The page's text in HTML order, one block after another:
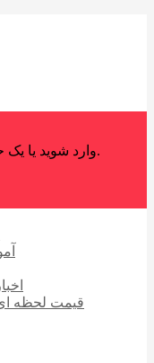
وارد شوید یا یک حساب کاربری جدید ایجاد کنید.
قیمت لحظه ای